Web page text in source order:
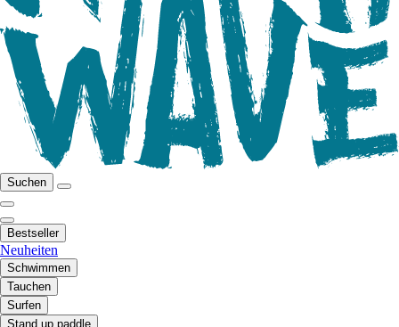
Suchen
Bestseller
Neuheiten
Schwimmen
Tauchen
Surfen
Stand up paddle